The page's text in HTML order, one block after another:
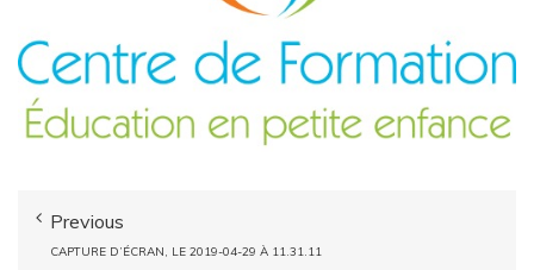
Previous
CAPTURE D’ÉCRAN, LE 2019-04-29 À 11.31.11